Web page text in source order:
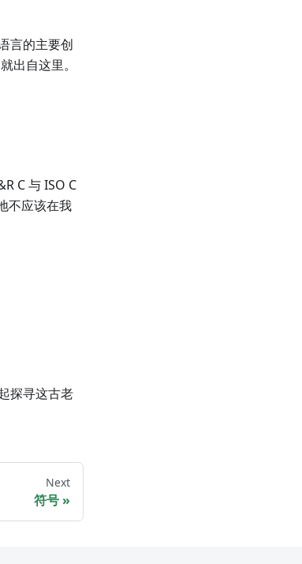
言的主要创
出自这里。
C 与 ISO C
不应该在我
探寻这古老
Next
符号